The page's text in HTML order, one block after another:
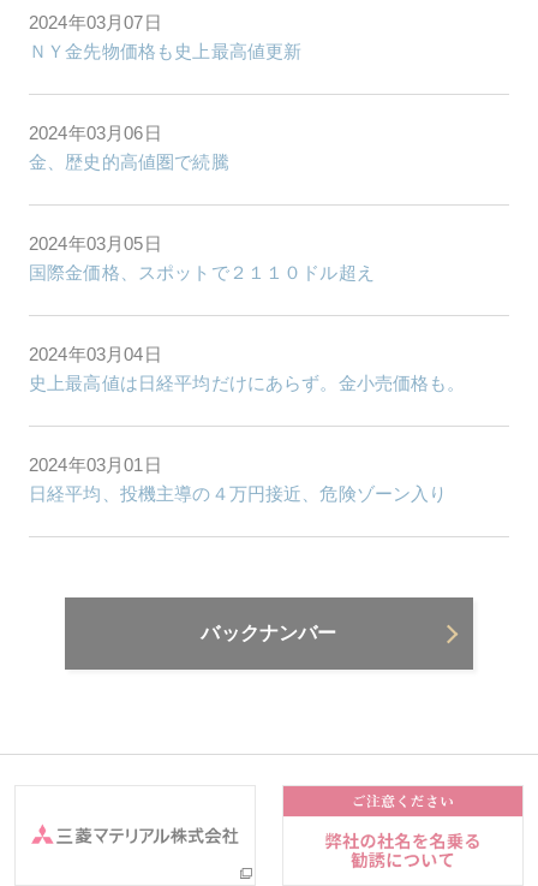
2024年03月07日
ＮＹ金先物価格も史上最高値更新
2024年03月06日
金、歴史的高値圏で続騰
2024年03月05日
国際金価格、スポットで２１１０ドル超え
2024年03月04日
史上最高値は日経平均だけにあらず。金小売価格も。
2024年03月01日
日経平均、投機主導の４万円接近、危険ゾーン入り
バックナンバー